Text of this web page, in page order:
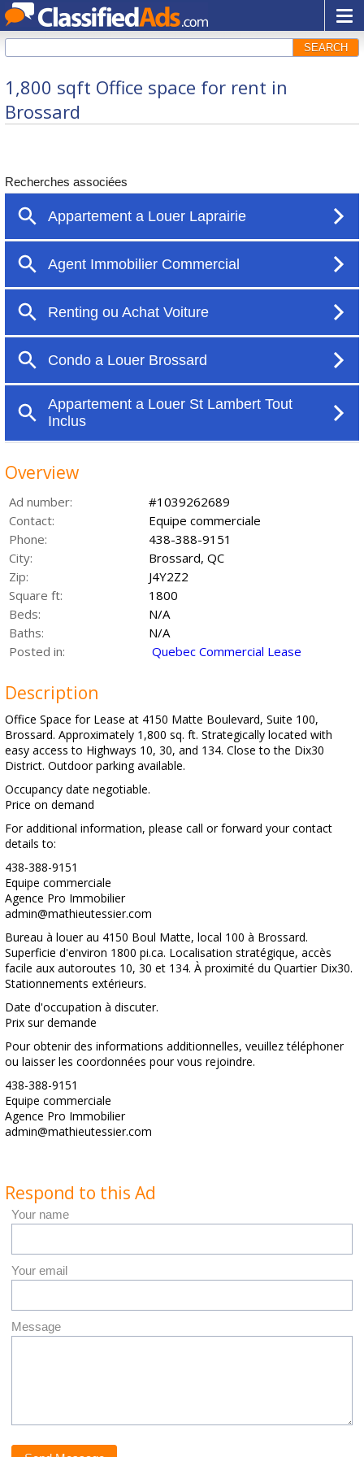
SEARCH
1,800 sqft Office space for rent in
Brossard
Overview
Ad number:
#1039262689
Contact:
Equipe commerciale
Phone:
438-388-9151
City:
Brossard, QC
Zip:
J4Y2Z2
Square ft:
1800
Beds:
N/A
Baths:
N/A
Posted in:
Quebec Commercial Lease
Description
Office Space for Lease at 4150 Matte Boulevard, Suite 100,
Brossard. Approximately 1,800 sq. ft. Strategically located with
easy access to Highways 10, 30, and 134. Close to the Dix30
District. Outdoor parking available.
Occupancy date negotiable.
Price on demand
For additional information, please call or forward your contact
details to:
438-388-9151
Equipe commerciale
Agence Pro Immobilier
admin@mathieutessier.com
Bureau à louer au 4150 Boul Matte, local 100 à Brossard.
Superficie d'environ 1800 pi.ca. Localisation stratégique, accès
facile aux autoroutes 10, 30 et 134. À proximité du Quartier Dix30.
Stationnements extérieurs.
Date d'occupation à discuter.
Prix sur demande
Pour obtenir des informations additionnelles, veuillez téléphoner
ou laisser les coordonnées pour vous rejoindre.
438-388-9151
Equipe commerciale
Agence Pro Immobilier
admin@mathieutessier.com
Respond to this Ad
Your name
Your email
Message